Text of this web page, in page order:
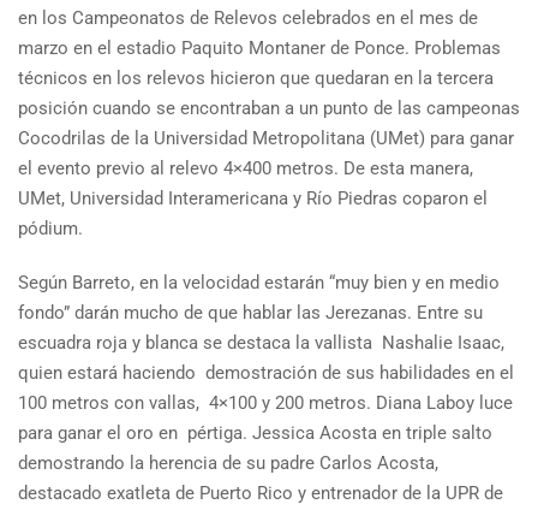
en los Campeonatos de Relevos celebrados en el mes de
marzo en el estadio Paquito Montaner de Ponce. Problemas
técnicos en los relevos hicieron que quedaran en la tercera
posición cuando se encontraban a un punto de las campeonas
Cocodrilas de la Universidad Metropolitana (UMet) para ganar
el evento previo al relevo 4×400 metros. De esta manera,
UMet, Universidad Interamericana y Río Piedras coparon el
pódium.
Según Barreto, en la velocidad estarán “muy bien y en medio
fondo” darán mucho de que hablar las Jerezanas. Entre su
escuadra roja y blanca se destaca la vallista Nashalie Isaac,
quien estará haciendo demostración de sus habilidades en el
100 metros con vallas, 4×100 y 200 metros. Diana Laboy luce
para ganar el oro en pértiga. Jessica Acosta en triple salto
demostrando la herencia de su padre Carlos Acosta,
destacado exatleta de Puerto Rico y entrenador de la UPR de